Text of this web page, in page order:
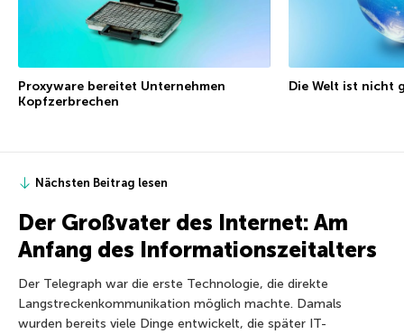
Proxyware bereitet Unternehmen
Kopfzerbrechen
Die Welt ist nicht
Nächsten Beitrag lesen
Der Großvater des Internet: Am
Anfang des Informationszeitalters
Der Telegraph war die erste Technologie, die direkte
Langstreckenkommunikation möglich machte. Damals
wurden bereits viele Dinge entwickelt, die später IT-